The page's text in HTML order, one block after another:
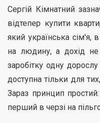
Сергій Кімнатний
відтепер купити
який українська
на людину, а дохід
заробітку одну
доступна тільки для
Зараз принцип
перший в черзі на